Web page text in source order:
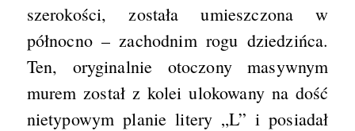
szerokości, została umieszczona w
północno – zachodnim rogu dziedzińca.
Ten, oryginalnie otoczony masywnym
murem został z kolei ulokowany na dość
nietypowym planie litery „L” i posiadał